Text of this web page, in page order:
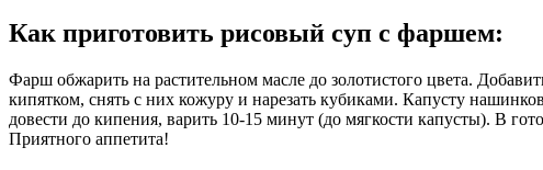
Как приготовить рисовый суп с фаршем:
Фарш обжарить на растительном масле до золотистого цвета.
кипятком, снять с них кожуру и нарезать кубиками. Капусту
довести до кипения, варить 10-15 минут (до мягкости капусты). В
Приятного аппетита!